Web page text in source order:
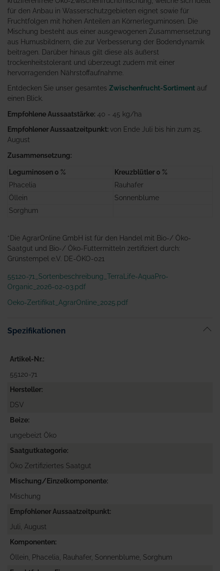
für den Anbau in Wasserschutzgebieten eignet sowie für
Fruchtfolgen mit hohen Anteilen an Körnerleguminosen. Die
Mischung besteht aus einer ausgewogenen Zusammensetzung
aus Humusbildnern, die zur Verbesserung der Bodendynamik
beitragen. Darüber hinaus gilt diese als äußerst
trockenheitstolerant und überzeugt zudem mit einer
hervorragenden Nährstoffaufnahme.
Entdecken Sie unser gesamtes Zwischenfrucht-Sortiment auf
einen Blick.
Empfohlene Aussaatstärke: 40 - 45 kg/ha
Empfohlener Aussaatzeitpunkt:von Ende Juli bis hin zum 25.
August
Zusammensetzung:
Leguminosen 0 %
Kreuzblütler 0 %
Phacelia
Rauhafer
Öllein
Sonnenblume
Sorghum
*Die AgrarOnline GmbH ist für den Handel mit Bio-/ Öko-
Saatgut und Bio-/ Öko-Futtermitteln zertifiziert durch:
Grünstempel e.V. DE-ÖKO-021
55120-71_Sortenbeschreibung_TerraLife-AquaPro-
Organic_2026-02-03.pdf
Oeko-Zertifikat_AgrarOnline_2025.pdf
Spezifikationen
Artikel-Nr.
55120-71
Hersteller
DSV
Beize
ungebeizt Öko
Saatgutkategorie
Öko Zertifiziertes Saatgut
Mischung/Einzelkomponente
Mischung
Empfohlener Aussaatzeitpunkt
Juli, August
Komponenten
Öllein, Phacelia, Rauhafer, Sonnenblume, Sorghum